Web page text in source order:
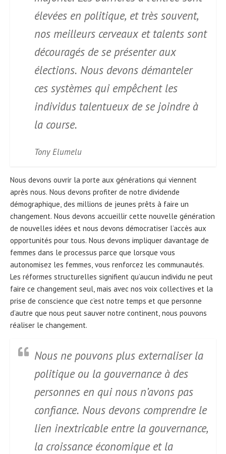
élevées en politique, et très souvent,
nos meilleurs cerveaux et talents sont
découragés de se présenter aux
élections. Nous devons démanteler
ces systèmes qui empêchent les
individus talentueux de se joindre à
la course.
Tony Elumelu
Nous devons ouvrir la porte aux générations qui viennent
après nous. Nous devons profiter de notre dividende
démographique, des millions de jeunes prêts à faire un
changement. Nous devons accueillir cette nouvelle génération
de nouvelles idées et nous devons démocratiser l’accès aux
opportunités pour tous. Nous devons impliquer davantage de
femmes dans le processus parce que lorsque vous
autonomisez les femmes, vous renforcez les communautés.
Les réformes structurelles signifient qu’aucun individu ne peut
faire ce changement seul, mais avec nos voix collectives et la
prise de conscience que c’est notre temps et que personne
d’autre que nous peut sauver notre continent, nous pouvons
réaliser le changement.
Nous ne pouvons plus externaliser la
politique ou la gouvernance à des
personnes en qui nous n’avons pas
confiance. Nous devons comprendre le
lien inextricable entre la gouvernance,
la croissance économique et la